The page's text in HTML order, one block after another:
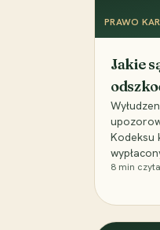
PRAWO
Jakie
Kodeksu
8 min